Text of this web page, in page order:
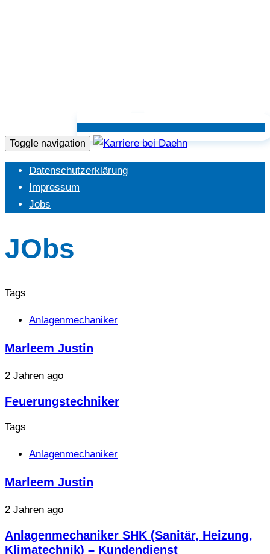
Toggle navigation
Datenschutzerklärung
Impressum
Jobs
JObs
Tags
Anlagenmechaniker
Marleem Justin
2 Jahren ago
Feuerungstechniker
Tags
Anlagenmechaniker
Marleem Justin
2 Jahren ago
Anlagenmechaniker SHK (Sanitär, Heizung,
Klimatechnik) – Kundendienst